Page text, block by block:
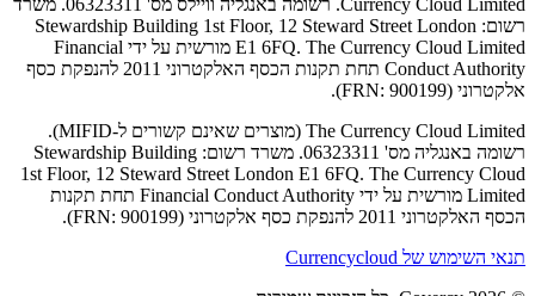
Currency Cloud Limited. רשומה באנגליה וויילס מס' 06323311. משרד
רשום: Stewardship Building 1st Floor, 12 Steward Street London
E1 6FQ. The Currency Cloud Limited מורשית על ידי Financial
Conduct Authority תחת תקנות הכסף האלקטרוני 2011 להנפקת כסף
אלקטרוני (FRN: 900199).
The Currency Cloud Limited (מוצרים שאינם קשורים ל-MIFID).
רשומה באנגליה מס' 06323311. משרד רשום: Stewardship Building
1st Floor, 12 Steward Street London E1 6FQ. The Currency Cloud
Limited מורשית על ידי Financial Conduct Authority תחת תקנות
הכסף האלקטרוני 2011 להנפקת כסף אלקטרוני (FRN: 900199).
תנאי השימוש של Currencycloud